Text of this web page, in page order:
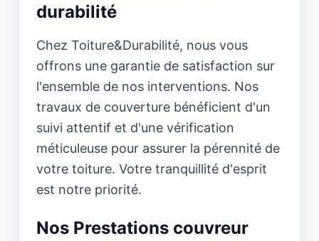
durabilité
Chez Toiture&Durabilité, nous vous
offrons une garantie de satisfaction sur
l'ensemble de nos interventions. Nos
travaux de couverture bénéficient d'un
suivi attentif et d'une vérification
méticuleuse pour assurer la pérennité de
votre toiture. Votre tranquillité d'esprit
est notre priorité.
Nos Prestations couvreur